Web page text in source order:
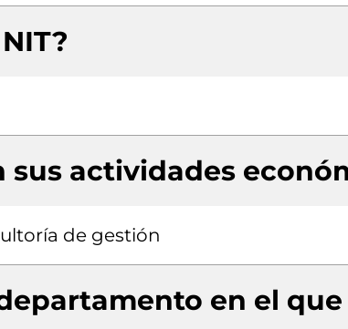
sus actividades
de gestión
en el